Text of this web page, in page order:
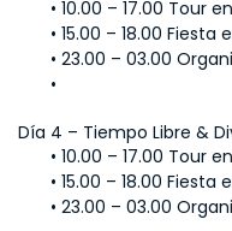
10.00 – 17.00 Tour
15.00 – 18.00 Fiesta
23.00 – 03.00
Día 4 – Tiempo Libre &
10.00 – 17.00 Tour
15.00 – 18.00 Fiesta
23.00 – 03.00